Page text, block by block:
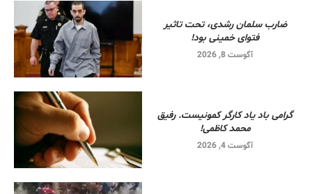
ضارب سلمان رشدی، تحت تاثیر
فتوای خمینی بود!
آگوست 8, 2026
گرامی باد یاد کارگر کمونیست. رفیق
محمد کاظمی!
آگوست 4, 2026